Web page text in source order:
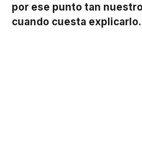
por ese punto tan
cuando cuesta explicarlo.